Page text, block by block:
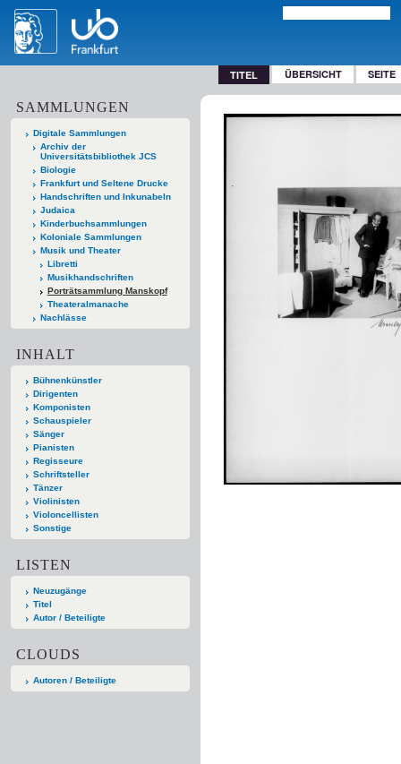
TITEL ÜBERSICHT SEITE
SAMMLUNGEN
Digitale Sammlungen
Archiv der
Universitätsbibliothek JCS
Biologie
Frankfurt und Seltene Drucke
Handschriften und Inkunabeln
Judaica
Kinderbuchsammlungen
Koloniale Sammlungen
Musik und Theater
Libretti
Musikhandschriften
Porträtsammlung Manskopf
Theateralmanache
Nachlässe
INHALT
Bühnenkünstler
Dirigenten
Komponisten
Schauspieler
Sänger
Pianisten
Regisseure
Schriftsteller
Tänzer
Violinisten
Violoncellisten
Sonstige
LISTEN
Neuzugänge
Titel
Autor / Beteiligte
CLOUDS
Autoren / Beteiligte